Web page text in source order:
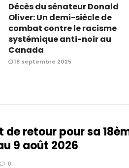
Décès du sénateur Donald
Oliver: Un demi-siècle de
combat contre le racisme
systémique anti-noir au
Canada
18 septembre 2025
de retour pour sa
9 août 2026
0